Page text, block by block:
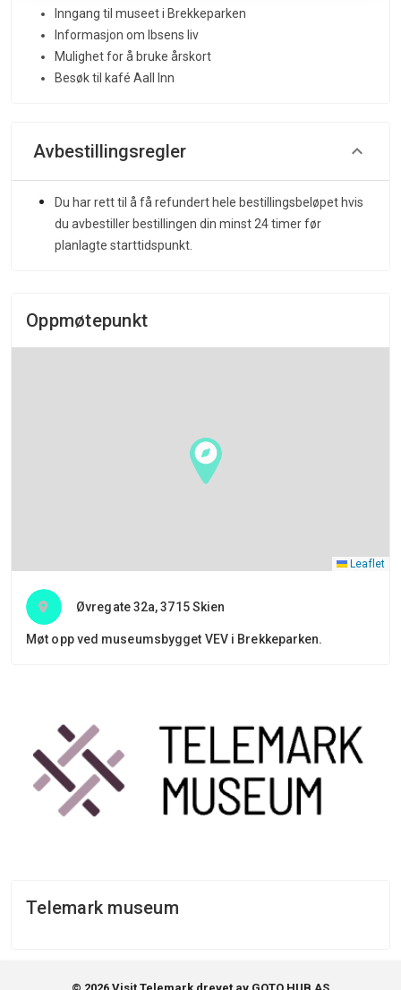
Inngang til museet i Brekkeparken
Informasjon om Ibsens liv
Mulighet for å bruke årskort
Besøk til kafé Aall Inn
Avbestillingsregler
Du har rett til å få refundert hele bestillingsbeløpet hvis
du avbestiller bestillingen din minst 24 timer før
planlagte starttidspunkt.
Oppmøtepunkt
Leaflet
Øvregate 32a, 3715 Skien
Møt opp ved museumsbygget VEV i Brekkeparken.
Telemark museum